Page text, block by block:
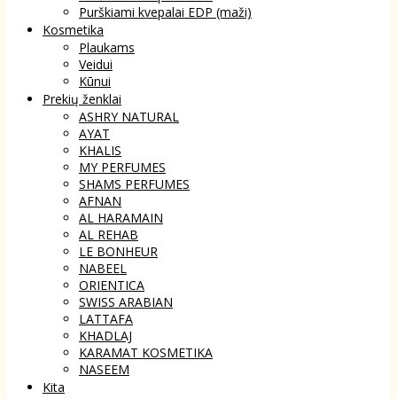
Purškiami kvepalai EDP (maži)
Kosmetika
Plaukams
Veidui
Kūnui
Prekių ženklai
ASHRY NATURAL
AYAT
KHALIS
MY PERFUMES
SHAMS PERFUMES
AFNAN
AL HARAMAIN
AL REHAB
LE BONHEUR
NABEEL
ORIENTICA
SWISS ARABIAN
LATTAFA
KHADLAJ
KARAMAT KOSMETIKA
NASEEM
Kita